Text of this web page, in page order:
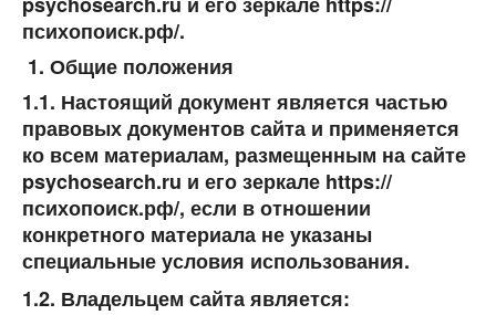
психопоиск.рф/.
Общие положения
1.1. Настоящий документ является частью
правовых документов сайта и применяется
ко всем материалам, размещенным на сайте
psychosearch.ru и его зеркале https://
психопоиск.рф/, если в отношении
конкретного материала не указаны
специальные условия использования.
1.2. Владельцем сайта является: